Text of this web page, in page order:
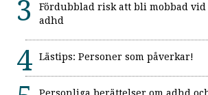
Fördubblad risk att bli mobbad vid
adhd
Lästips: Personer som påverkar!
Personliga berättelser om adhd